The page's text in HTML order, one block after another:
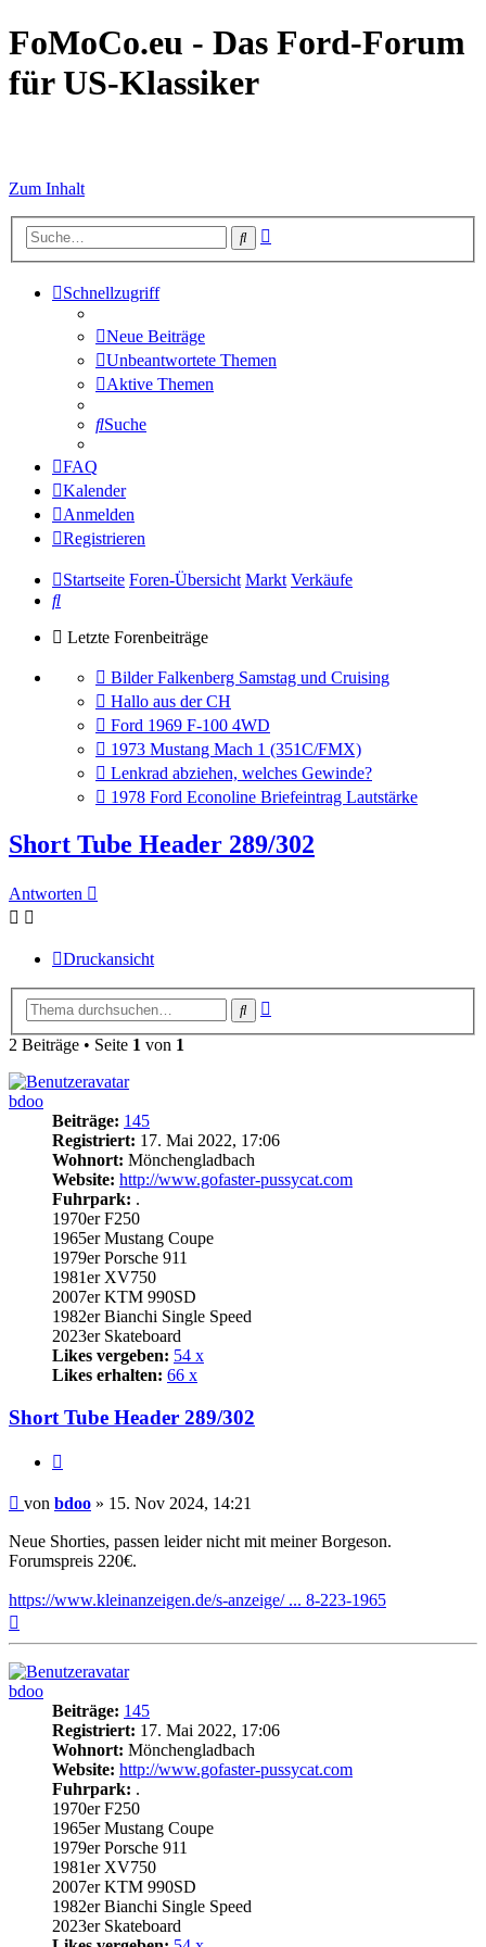
FoMoCo.eu - Das Ford-Forum
für US-Klassiker
Zum Inhalt
Suche
Schnellzugriff
Neue Beiträge
Unbeantwortete Themen
Aktive Themen
Suche
FAQ
Kalender
Anmelden
Registrieren
Startseite Foren-Übersicht Markt Verkäufe
Suche
Letzte Forenbeiträge
Gehe
zum
letzten
Beitrag
Bilder Falkenberg Samstag und Cruising
Gehe
zum
letzten
Beitrag
Hallo aus der CH
Gehe
zum
letzten
Beitrag
Ford 1969 F-100 4WD
Gehe
zum
letzten
Beitrag
1973 Mustang Mach 1 (351C/FMX)
Gehe
zum
letzten
Lenkrad abziehen, welches Gewinde?
Gehe
letzten
Beitrag
1978 Ford Econoline Briefeintrag Lautstärke
Short Tube Header 289/302
Antworten
Druckansicht
Suche
2 Beiträge • Seite 1 von 1
bdoo
Beiträge: 145
Registriert: 17. Mai 2022, 17:06
Wohnort: Mönchengladbach
Website: http://www.gofaster-pussycat.com
Fuhrpark: .
1970er F250
1965er Mustang Coupe
1979er Porsche 911
1981er XV750
2007er KTM 990SD
1982er Bianchi Single Speed
2023er Skateboard
Likes vergeben: 54 x
Likes erhalten: 66 x
Short Tube Header 289/302
Beitrag
von bdoo » 15. Nov 2024, 14:21
Neue Shorties, passen leider nicht mit meiner Borgeson.
Forumspreis 220€.
https://www.kleinanzeigen.de/s-anzeige/ ... 8-223-1965
bdoo
Beiträge: 145
Registriert: 17. Mai 2022, 17:06
Wohnort: Mönchengladbach
Website: http://www.gofaster-pussycat.com
Fuhrpark: .
1970er F250
1965er Mustang Coupe
1979er Porsche 911
1981er XV750
2007er KTM 990SD
1982er Bianchi Single Speed
2023er Skateboard